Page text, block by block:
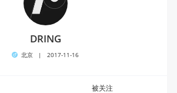
DRING
北京 | 2017-11-16
被关注